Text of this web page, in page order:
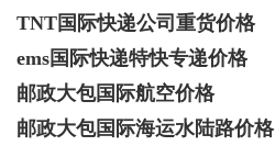
TNT国际快递公司重货价格
ems国际快递特快专递价格
邮政大包国际航空价格
邮政大包国际海运水陆路价格